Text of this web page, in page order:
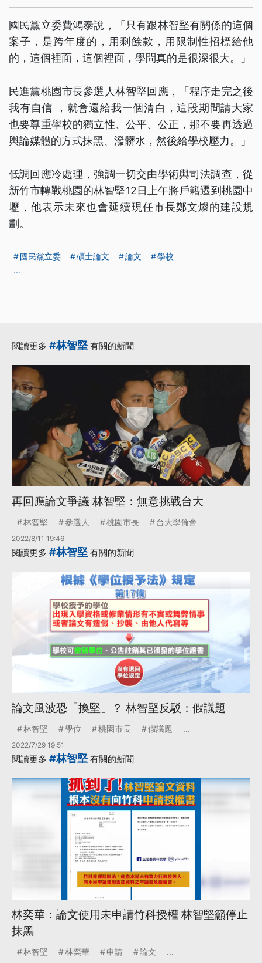
國民黨立委費鴻泰說，「只有跟林智堅有關係的這個
案子，是跨年度的，用剩餘款，用限制性招標給他
的，這個裡面，這個裡面，學問真的是很深很大。」
民進黨桃園市長參選人林智堅回應，「程序走完之後
我有自信 ，就會還給我一個清白，這段期間請大家
也要尊重學校的獨立性、公平、公正，那不要再透過
輿論媒體的方式抹黑、潑髒水，然後給學校壓力。」
低調回應冷處理，強調一切交由學術與司法調查，從
新竹市轉戰桃園的林智堅12日上午將戶籍遷到桃園中
壢，他表示未來也會延續現任市長鄭文燦的建設規
劃。
國民黨立委 碩士論文 論文
學校
...
閱讀更多 #林智堅有關的新聞
再回應論文爭議 林智堅：無意挑戰台大
林智堅 參選人 桃園市長 台大學倫會
2022/8/11 19:46
閱讀更多 #林智堅有關的新聞
論文風波恐「換堅」？ 林智堅反駁：假議題
林智堅 學位 桃園市長 假議題 ...
2022/7/29 19:51
閱讀更多 #林智堅有關的新聞
林奕華：論文使用未申請竹科授權 林智堅籲停止
抹黑
林智堅 林奕華 申請 論文 ...